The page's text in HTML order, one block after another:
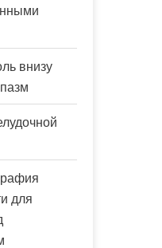
внизу
для